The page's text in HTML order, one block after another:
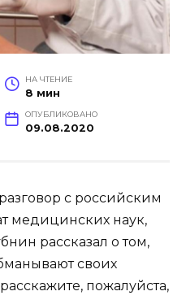
НА ЧТЕНИЕ
8 мин
ОПУБЛИКОВАНО
09.08.2020
с российским
медицинских наук,
рассказал о том,
своих
пожалуйста,